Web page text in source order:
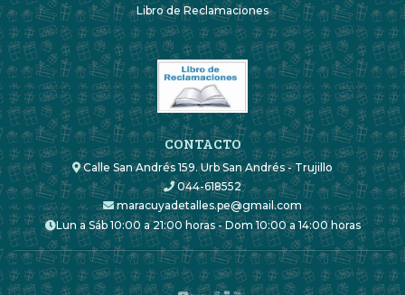
Libro de Reclamaciones
CONTACTO
Calle San Andrés 159. Urb San Andrés - Trujillo
044-618552
maracuyadetalles.pe@gmail.com
Lun a Sáb 10:00 a 21:00 horas - Dom 10:00 a 14:00 horas